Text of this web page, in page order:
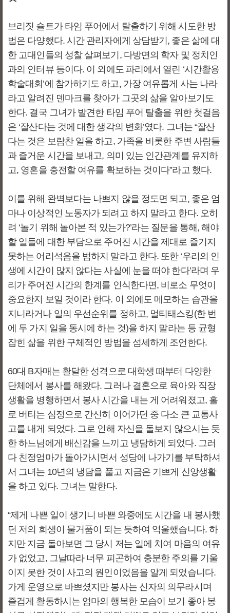
브리짓 슐트가 타임 푸어에서 탈출하기 위해 시도한 방
법은 다양했다. 시간 관리자에게 상담받기, 좋은 삶에 대
한 고대인들의 성찰 살펴보기, 다방면의 학자 및 정치인
과의 인터뷰 등이다. 이 외에도 파리에서 열린 ‘시간활용
학술대회’에 참가하기도 하고, 가장 여유롭게 사는 나라
라고 알려진 덴마크를 찾아가 그곳의 삶을 알아보기도
한다. 결국 그녀가 발견한 타임 푸어 탈출을 위한 첫걸음
은 ‘잘산다는 것에 대한 생각의 변화’였다. 그녀는 “잘산
다는 것은 보람찬 일을 하고, 가족을 비롯한 주변 사람들
과 즐거운 시간을 보내고, 의미 있는 인간관계를 유지하
고, 영혼을 충전할 여유를 확보하는 것이다”라고 했다.
이를 위해 완벽보다는 나쁘지 않을 정도면 되고, 좋은 엄
마나 이상적인 노동자가 되려고 하지 말라고 한다. 오히
려 ‘놀기 위해 놀아본 적 있는가?’라는 질문을 통해, 해야
할 일들에 대한 부담으로 주어진 시간을 제대로 즐기지
못하는 어리석음을 범하지 말라고 한다. 또한 ‘우리의 인
생에 시간이 많지 않다는 사실에 눈을 떠야 한다’라며 우
리가 주어진 시간의 한계를 인식한다면, 비로소 무엇이
중요한지 보일 것이라 한다. 이 외에도 메모하는 습관을
지니라거나 일의 우선순위를 정하고, 멀티태스킹(한 번
에 두 가지 일을 동시에 하는 것)을 하지 말라는 등 균형
잡힌 삶을 위한 구체적인 방법을 섬세하게 조언한다.
60대 B자매는 활달한 성격으로 대학생 때부터 다양한
단체에서 봉사를 해왔다. 그러나 결혼으로 육아와 직장
생활을 병행하면서 봉사 시간을 내는 게 어려워졌고, 홀
로 버티는 심정으로 간신히 이어가던 중 다소 큰 교통사
고를 내게 되었다. 그로 인해 자신을 돌보지 않으시는 듯
한 하느님에게 배신감을 느끼고 냉담하게 되었다. 그러
다 친정엄마가 돌아가시면서 성당에 나가기를 부탁하셔
서 그녀는 10년의 냉담을 풀고 지금은 기쁘게 신앙생활
을 하고 있다. 그녀는 말한다.
“제게 나쁜 일이 생기니 바쁜 와중에도 시간을 내 봉사했
던 저의 희생이 물거품이 되는 듯하여 억울했습니다. 하
지만 지금 돌아보면 그 당시 저는 일에 치여 마음의 여유
가 없었고, 그날따라 너무 피곤하여 충분한 주의를 기울
이지 못한 것이 사고의 원인이었음을 알게 되었습니다.
가게 운영으로 바쁘셨지만 봉사는 신자의 의무라시며
즐겁게 활동하시는 엄마의 행복한 모습이 보기 좋아 봉